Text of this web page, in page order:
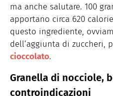
ma anche salutare. 100
apportano circa 620
questo ingrediente,
dell’aggiunta di zuccheri,
cioccolato.
Granella di nocciole,
controindicazioni